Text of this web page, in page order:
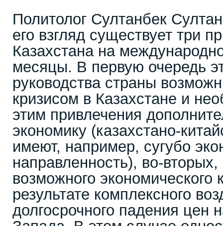
Политолог Султанбек
его взгляд существует три
Казахстана на
месяцы. В первую очередь
руководства страны
кризисом в Казахстане и
этим привлечения
экономику (казахстано-
имеют, например, сугубо
направленность), во-
возможного экономического
результате комплексного
долгосрочного падения цен